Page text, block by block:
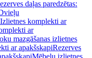
daļas paredzētas:
Izlietnes komplekti ar
ar
mazgāšanas izlietnes
ar apakšskapiRezerves
Mēbeļu izlietnes